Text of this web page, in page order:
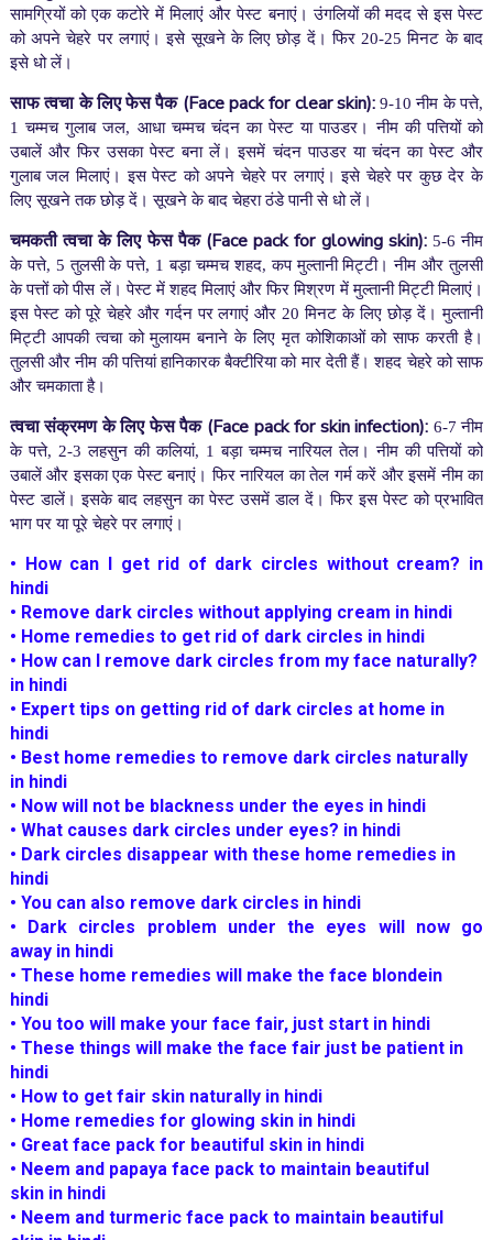
सामग्रियों को एक कटोरे में मिलाएं और पेस्ट बनाएं। उंगलियों की मदद से इस पेस्ट
को अपने चेहरे पर लगाएं। इसे सूखने के लिए छोड़ दें। फिर 20-25 मिनट के बाद
इसे धो लें।
साफ त्वचा के लिए फेस पैक (Face pack for clear skin):9-10 नीम के पत्ते,
1 चम्मच गुलाब जल, आधा चम्मच चंदन का पेस्ट या पाउडर। नीम की पत्तियों को
उबालें और फिर उसका पेस्ट बना लें। इसमें चंदन पाउडर या चंदन का पेस्ट और
गुलाब जल मिलाएं। इस पेस्ट को अपने चेहरे पर लगाएं। इसे चेहरे पर कुछ देर के
लिए सूखने तक छोड़ दें। सूखने के बाद चेहरा ठंडे पानी से धो लें।
चमकती त्वचा के लिए फेस पैक (Face pack for glowing skin):5-6 नीम
के पत्ते, 5 तुलसी के पत्ते, 1 बड़ा चम्मच शहद, कप मुल्तानी मिट्टी। नीम और तुलसी
के पत्तों को पीस लें। पेस्ट में शहद मिलाएं और फिर मिश्रण में मुल्तानी मिट्टी मिलाएं।
इस पेस्ट को पूरे चेहरे और गर्दन पर लगाएं और 20 मिनट के लिए छोड़ दें। मुल्तानी
मिट्टी आपकी त्वचा को मुलायम बनाने के लिए मृत कोशिकाओं को साफ करती है।
तुलसी और नीम की पत्तियां हानिकारक बैक्टीरिया को मार देती हैं। शहद चेहरे को साफ
और चमकाता है।
त्वचा संक्रमण के लिए फेस पैक (Face pack for skin infection): 6-7 नीम
के पत्ते, 2-3 लहसुन की कलियां, 1 बड़ा चम्मच नारियल तेल। नीम की पत्तियों को
उबालें और इसका एक पेस्ट बनाएं। फिर नारियल का तेल गर्म करें और इसमें नीम का
पेस्ट डालें। इसके बाद लहसुन का पेस्ट उसमें डाल दें। फिर इस पेस्ट को प्रभावित
भाग पर या पूरे चेहरे पर लगाएं।
• How can I get rid of dark circles without cream? in
hindi
• Remove dark circles without applying cream in hindi
• Home remedies to get rid of dark circles in hindi
• How can I remove dark circles from my face naturally?
in hindi
• Expert tips on getting rid of dark circles at home in
hindi
• Best home remedies to remove dark circles naturally
in hindi
• Now will not be blackness under the eyes in hindi
• What causes dark circles under eyes? in hindi
• Dark circles disappear with these home remedies in
hindi
• You can also remove dark circles in hindi
•
Dark circles problem under the eyes will now go
away in hindi
• These home remedies will make the face blondein
hindi
• You too will make your face fair, just start in hindi
• These things will make the face fair just be patient in
hindi
• How to get fair skin naturally in hindi
• Home remedies for glowing skin in hindi
• Great face pack for beautiful skin in hindi
• Neem and papaya face pack to maintain beautiful
skin in hindi
• Neem and turmeric face pack to maintain beautiful